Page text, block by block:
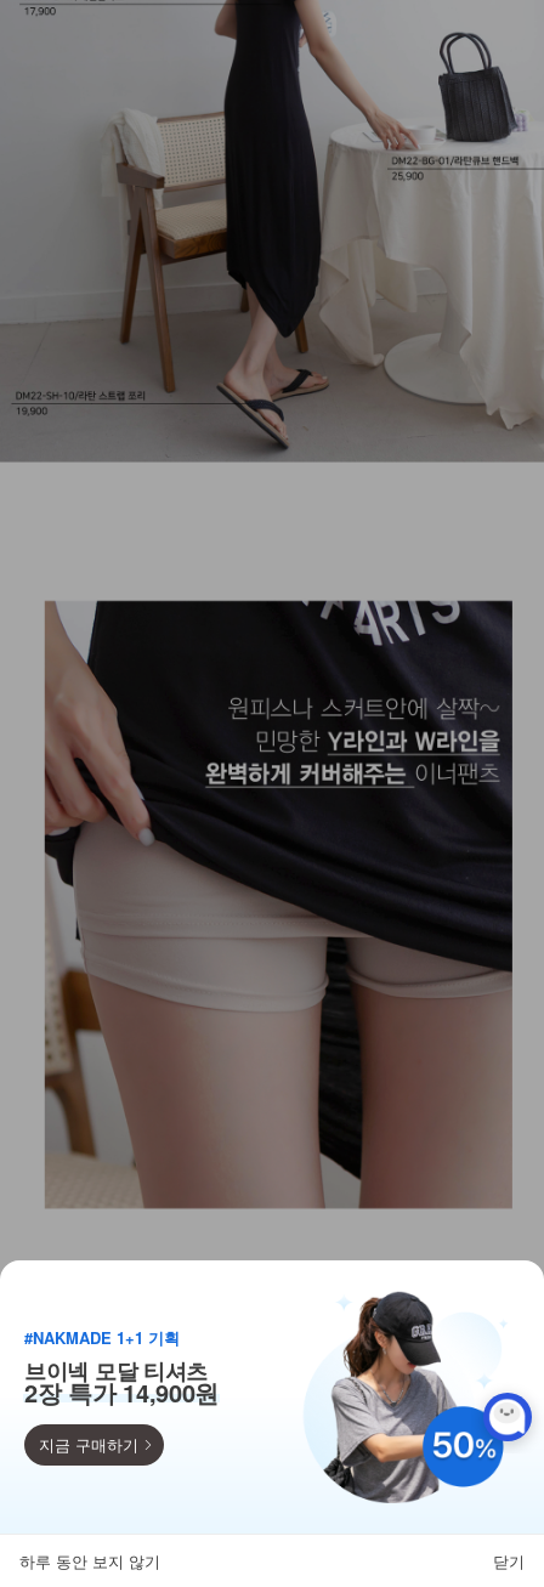
득템찬스
#NAKMADE 1+1 기획
브이넥 모달 티셔츠
2장 특가 14,900원
지금 구매하기
하루 동안 보지 않기 닫기
뒤로가기 카테고리 마이페이지